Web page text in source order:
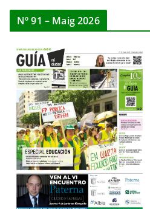
Nº 91 – Maig 2026